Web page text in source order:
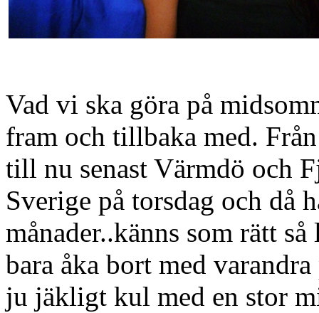
Vad vi ska göra på
fram och tillbaka med.
till nu senast Värmdö och
Sverige på torsdag och då
månader..känns som rätt
bara åka bort med
ju jäkligt kul med en stor